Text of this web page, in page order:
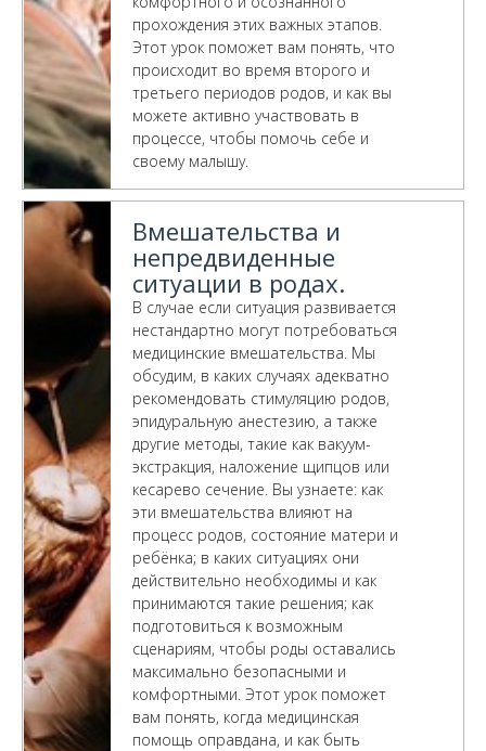
прохождения этих важных этапов.
Этот урок поможет вам понять, что
происходит во время второго и
третьего периодов родов, и как вы
можете активно участвовать в
процессе, чтобы помочь себе и
своему малышу.
Вмешательства и
непредвиденные
ситуации в родах.
В случае если ситуация развивается
нестандартно могут потребоваться
медицинские вмешательства. Мы
обсудим, в каких случаях адекватно
рекомендовать стимуляцию родов,
эпидуральную анестезию, а также
другие методы, такие как вакуум-
экстракция, наложение щипцов или
кесарево сечение. Вы узнаете: как
эти вмешательства влияют на
процесс родов, состояние матери и
ребёнка; в каких ситуациях они
действительно необходимы и как
принимаются такие решения; как
подготовиться к возможным
сценариям, чтобы роды оставались
максимально безопасными и
комфортными. Этот урок поможет
вам понять, когда медицинская
помощь оправдана, и как быть